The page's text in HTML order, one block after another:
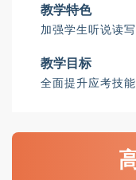
教学特色
加强学生听说读
教学目标
全面提升应考技